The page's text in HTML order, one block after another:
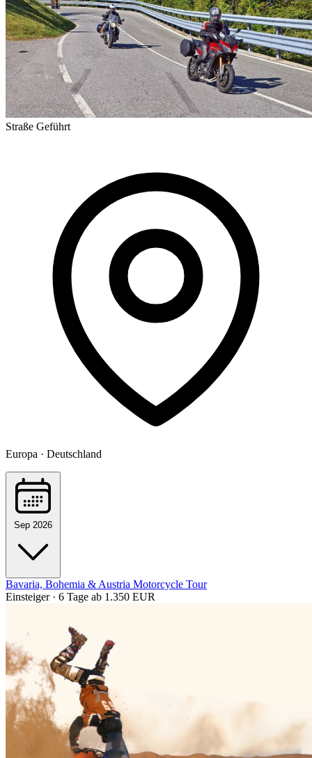
Straße Geführt
Europa · Deutschland
Sep 2026
Bavaria, Bohemia & Austria Motorcycle Tour
Einsteiger · 6 Tage ab 1.350 EUR